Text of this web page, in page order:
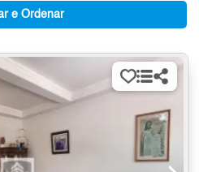
e Ordenar